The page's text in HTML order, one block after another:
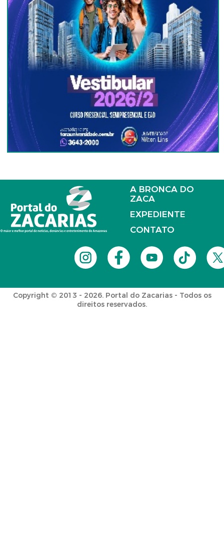
A BRONCA DO
ZACA
EXPEDIENTE
CONTATO
Copyright © 2013 - 2026. Portal do Zacarias - Todos os
direitos reservados.